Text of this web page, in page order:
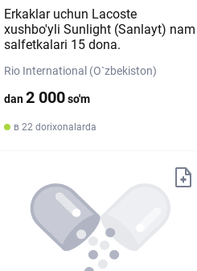
Erkaklar uchun Lacoste
xushbo'yli Sunlight (Sanlayt) nam
salfetkalari 15 dona.
Rio International (O`zbekiston)
dan2 000so'm
в 22 dorixonalarda